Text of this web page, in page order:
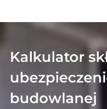
Kalkulator
budowlanej